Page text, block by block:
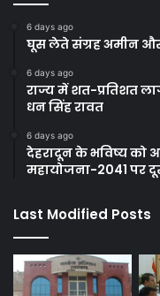
6 days ago
घूस लेते संग्रह अमीन और
6 days ago
राज्य में शत-प्रतिशत
धन सिंह रावत
6 days ago
देहरादून के भविष्य को
महायोजना-2041 पर
Last Modified Posts